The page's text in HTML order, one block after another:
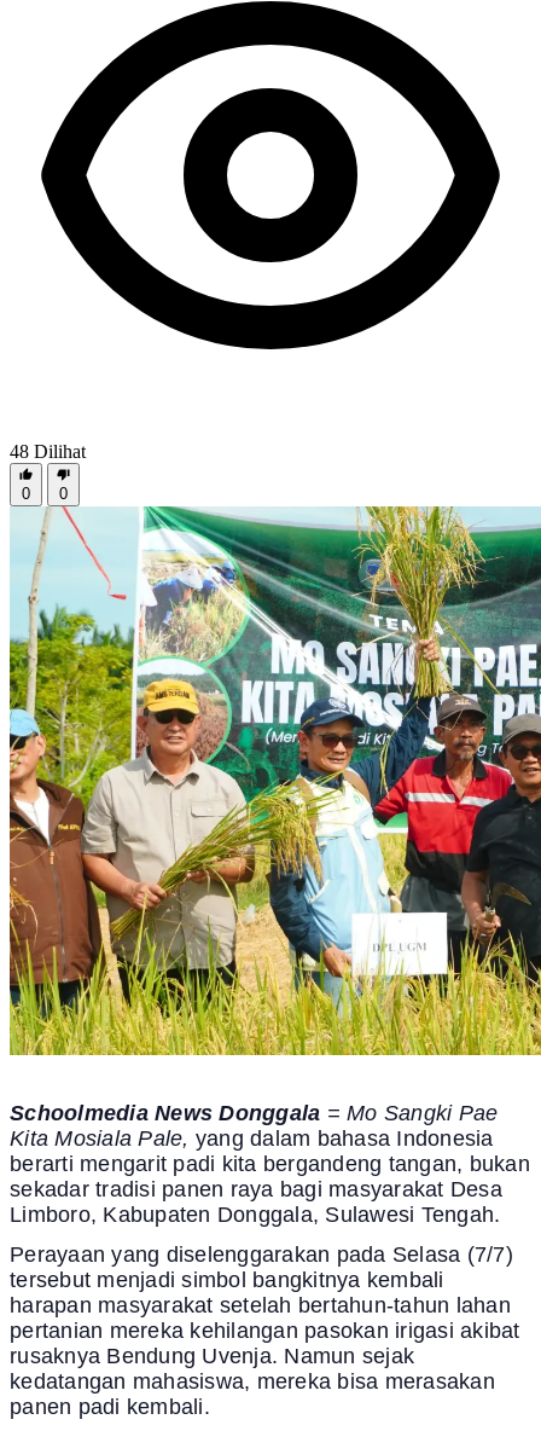
48 Dilihat
0 0
Schoolmedia News Donggala = Mo Sangki Pae
Kita Mosiala Pale, yang dalam bahasa Indonesia
berarti mengarit padi kita bergandeng tangan, bukan
sekadar tradisi panen raya bagi masyarakat Desa
Limboro, Kabupaten Donggala, Sulawesi Tengah.
Perayaan yang diselenggarakan pada Selasa (7/7)
tersebut menjadi simbol bangkitnya kembali
harapan masyarakat setelah bertahun-tahun lahan
pertanian mereka kehilangan pasokan irigasi akibat
rusaknya Bendung Uvenja. Namun sejak
kedatangan mahasiswa, mereka bisa merasakan
panen padi kembali.